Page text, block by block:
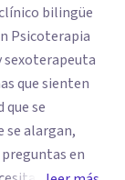
bilingüe
Psicoterapia
sexoterapeuta
que se
se alargan,
en